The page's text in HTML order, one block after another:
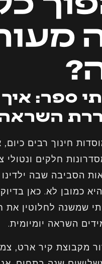
ספר:
חינוך רבים
חלקים
הסביבה שבה
כמובן לא. כאן
שמשנה לחלוטין
השראה יומיומית.
מקבוצת קיר ארט,